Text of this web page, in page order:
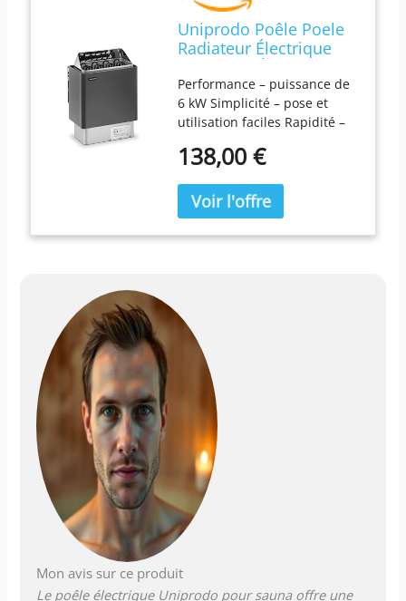
Uniprodo Poêle Poele
Radiateur Électrique
Sauna Bain Finnois
Chaleur Sèche Sec
UNI_SAUNA_G6.0KW
(Pour Cabines De 5-9
m³, 30-110 °C, Capacité
10 kg, Aluminium, Zinc)
Performance – puissance de
6 kW Simplicité – pose et
utilisation faciles Rapidité –
Durabilité – matériau robuste
modèle portatif
138,00 €
Mon avis sur ce produit
Le poêle électrique Uniprodo pour sauna offre une